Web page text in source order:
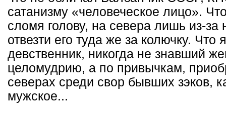
сатанизму «человеческое лицо».
сломя голову, на севера лишь из-за
отвезти его туда же за колючку.
девственник, никогда не знавший
целомудрию, а по привычкам,
северах среди свор бывших зэков,
мужское...